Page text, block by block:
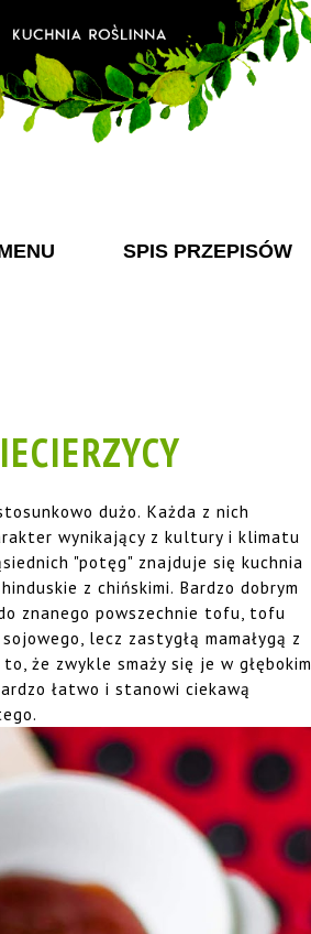
SPIS PRZEPISÓW
dużo. Każda z nich
wynikający z kultury i klimatu
"potęg" znajduje się kuchnia
z chińskimi. Bardzo dobrym
znanego powszechnie tofu, tofu
lecz zastygłą mamałygą z
że zwykle smaży się je w głębokim
łatwo i stanowi ciekawą